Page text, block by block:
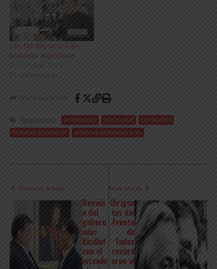
Leo Nardini arrasó en
Malvinas Argentinas
22 octubre, 2023
En «Editoriales»
Share this Article
Etiquetado: arriBApymes Axel Kicillof
Leo Nardini
Malvinas Argentinas
provincia de buenos aires
Previous Article
Reunió
n del
gobern
ador
Kicillof
con el
intende
Next Article
Dirigen
tes del
Frente
de
Todos
record
aron al